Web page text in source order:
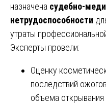
назначена судебно-
нетрудоспособности
утраты
Эксперты провели:
Оценку
последствий
объема